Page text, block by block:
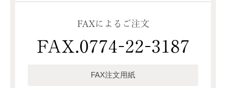
FAXによるご注文
FAX注文用紙